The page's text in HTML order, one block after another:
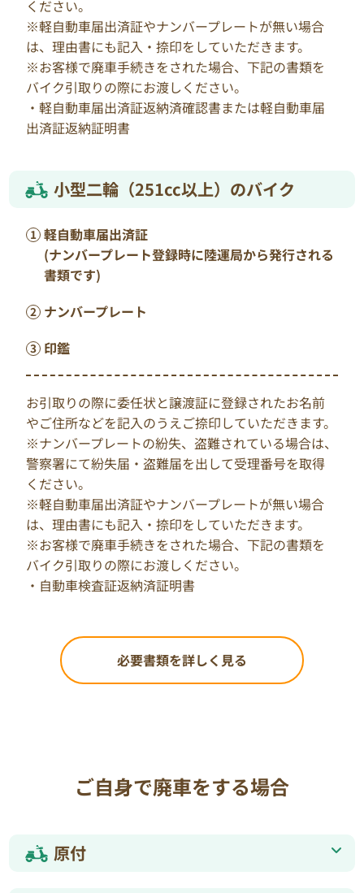
ください。
※軽自動車届出済証やナンバープレートが無い場合
は、理由書にも記入・捺印をしていただきます。
※お客様で廃車手続きをされた場合、下記の書類を
バイク引取りの際にお渡しください。
・軽自動車届出済証返納済確認書または軽自動車届
出済証返納証明書
小型二輪（251cc以上）のバイク
軽自動車届出済証
(ナンバープレート登録時に陸運局から発行される
書類です)
ナンバープレート
印鑑
お引取りの際に委任状と譲渡証に登録されたお名前
やご住所などを記入のうえご捺印していただきます。
※ナンバープレートの紛失、盗難されている場合は、
警察署にて紛失届・盗難届を出して受理番号を取得
ください。
※軽自動車届出済証やナンバープレートが無い場合
は、理由書にも記入・捺印をしていただきます。
※お客様で廃車手続きをされた場合、下記の書類を
バイク引取りの際にお渡しください。
・自動車検査証返納済証明書
必要書類を詳しく見る
ご自身で廃車をする場合
原付